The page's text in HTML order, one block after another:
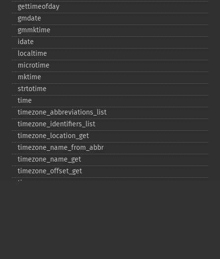
gettimeofday
gmdate
gmmktime
idate
localtime
microtime
mktime
strtotime
time
timezone_​abbreviations_​list
timezone_​identifiers_​list
timezone_​location_​get
timezone_​name_​from_​abbr
timezone_​name_​get
timezone_​offset_​get
timezone_​open